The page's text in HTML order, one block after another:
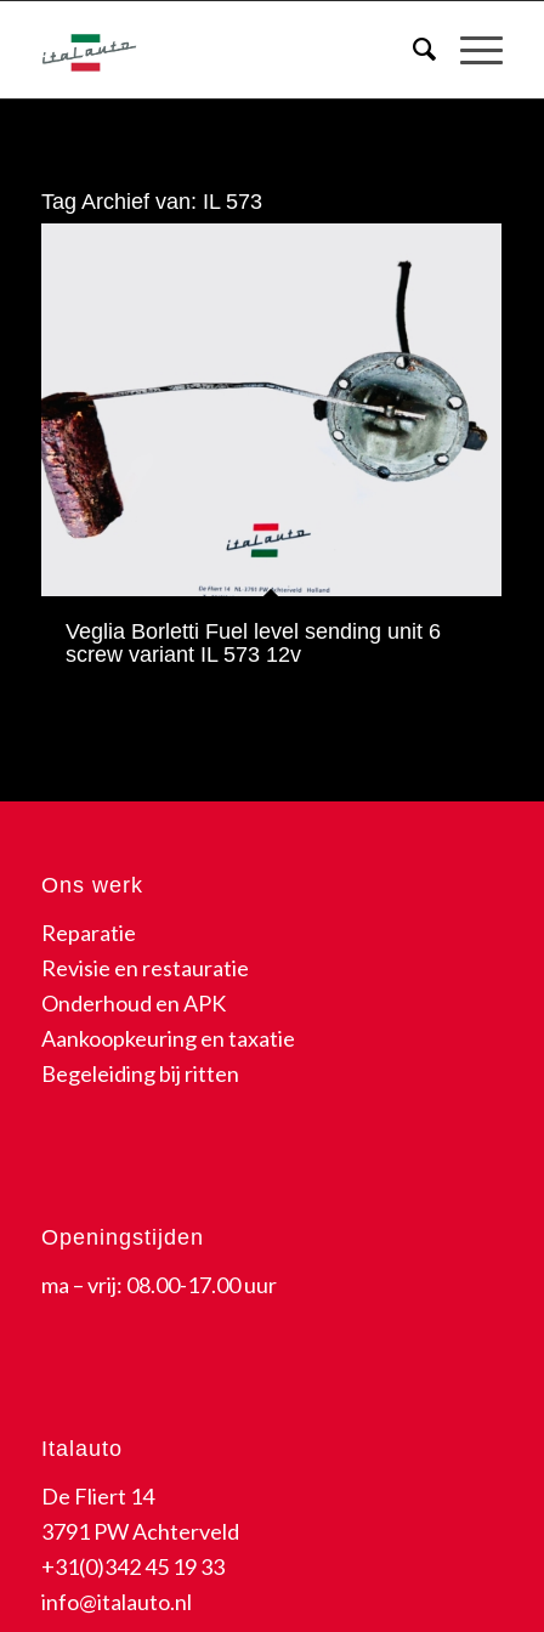
Tag Archief van: IL 573
Veglia Borletti Fuel level sending unit 6
screw variant IL 573 12v
Ons werk
Reparatie
Revisie en restauratie
Onderhoud en APK
Aankoopkeuring en taxatie
Begeleiding bij ritten
Openingstijden
ma – vrij: 08.00-17.00 uur
Italauto
De Fliert 14
3791 PW Achterveld
+31(0)342 45 19 33
info@italauto.nl